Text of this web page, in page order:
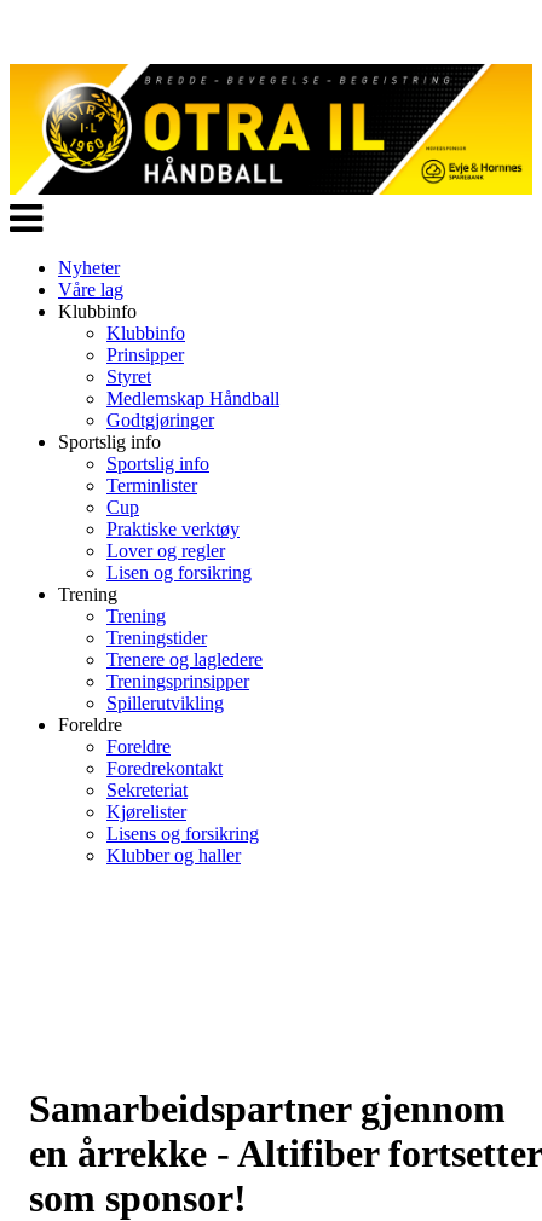
Veksle
navigasjon
Nyheter
Våre lag
Klubbinfo
Klubbinfo
Prinsipper
Styret
Medlemskap Håndball
Godtgjøringer
Sportslig info
Sportslig info
Terminlister
Cup
Praktiske verktøy
Lover og regler
Lisen og forsikring
Trening
Trening
Treningstider
Trenere og lagledere
Treningsprinsipper
Spillerutvikling
Foreldre
Foreldre
Foredrekontakt
Sekreteriat
Kjørelister
Lisens og forsikring
Klubber og haller
Samarbeidspartner gjennom
en årrekke - Altifiber fortsetter
som sponsor!